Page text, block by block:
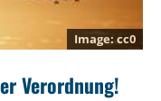
cc0
Verordnung!